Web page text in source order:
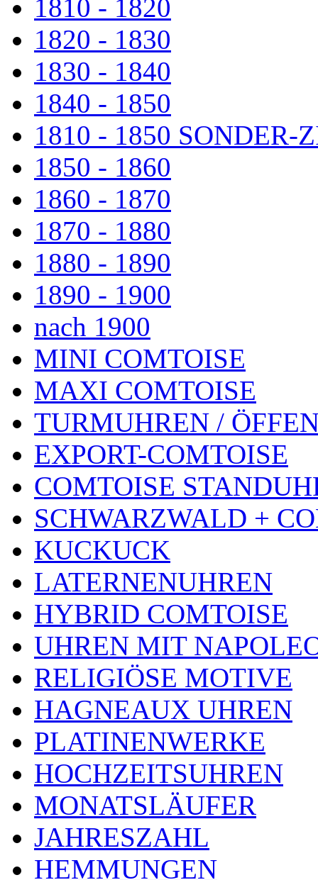
1810 - 1820
1820 - 1830
1830 - 1840
1840 - 1850
1810 - 1850 SONDER-
1850 - 1860
1860 - 1870
1870 - 1880
1880 - 1890
1890 - 1900
nach 1900
MINI COMTOISE
MAXI COMTOISE
TURMUHREN /
EXPORT-COMTOISE
COMTOISE
SCHWARZWALD +
KUCKUCK
LATERNENUHREN
HYBRID COMTOISE
UHREN MIT
RELIGIÖSE MOTIVE
HAGNEAUX UHREN
PLATINENWERKE
HOCHZEITSUHREN
MONATSLÄUFER
JAHRESZAHL
HEMMUNGEN